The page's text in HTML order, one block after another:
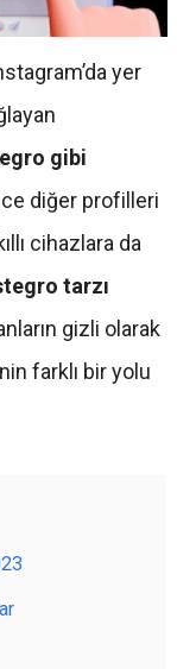
yer
gibi
diğer profilleri
cihazlara da
tarzı
gizli olarak
farklı bir yolu